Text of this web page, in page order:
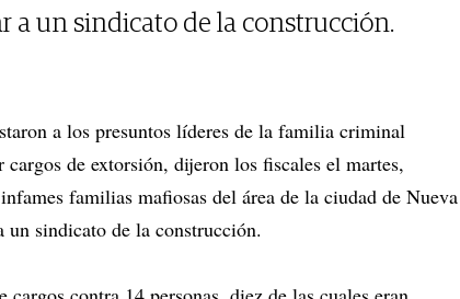
a un sindicato de la construcción.
a los presuntos líderes de la familia criminal
de extorsión, dijeron los fiscales el martes,
familias mafiosas del área de la ciudad de Nueva
sindicato de la construcción.